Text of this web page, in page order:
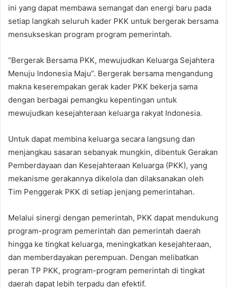
ini yang dapat membawa semangat dan energi baru pada
setiap langkah seluruh kader PKK untuk bergerak bersama
mensukseskan program program pemerintah.
“Bergerak Bersama PKK, mewujudkan Keluarga Sejahtera
Menuju Indonesia Maju”. Bergerak bersama mengandung
makna keserempakan gerak kader PKK bekerja sama
dengan berbagai pemangku kepentingan untuk
mewujudkan kesejahteraan keluarga rakyat Indonesia.
Untuk dapat membina keluarga secara langsung dan
menjangkau sasaran sebanyak mungkin, dibentuk Gerakan
Pemberdayaan dan Kesejahteraan Keluarga (PKK), yang
mekanisme gerakannya dikelola dan dilaksanakan oleh
Tim Penggerak PKK di setiap jenjang pemerintahan.
Melalui sinergi dengan pemerintah, PKK dapat mendukung
program-program pemerintah dan pemerintah daerah
hingga ke tingkat keluarga, meningkatkan kesejahteraan,
dan memberdayakan perempuan. Dengan melibatkan
peran TP PKK, program-program pemerintah di tingkat
daerah dapat lebih terpadu dan efektif.